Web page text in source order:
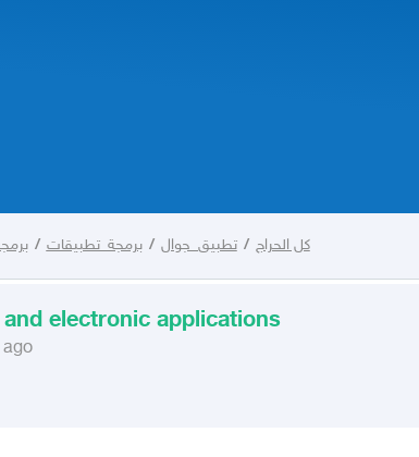
كل الحراج / تطبيق_جوال / برمجة_تطبيقات /
electronic applications